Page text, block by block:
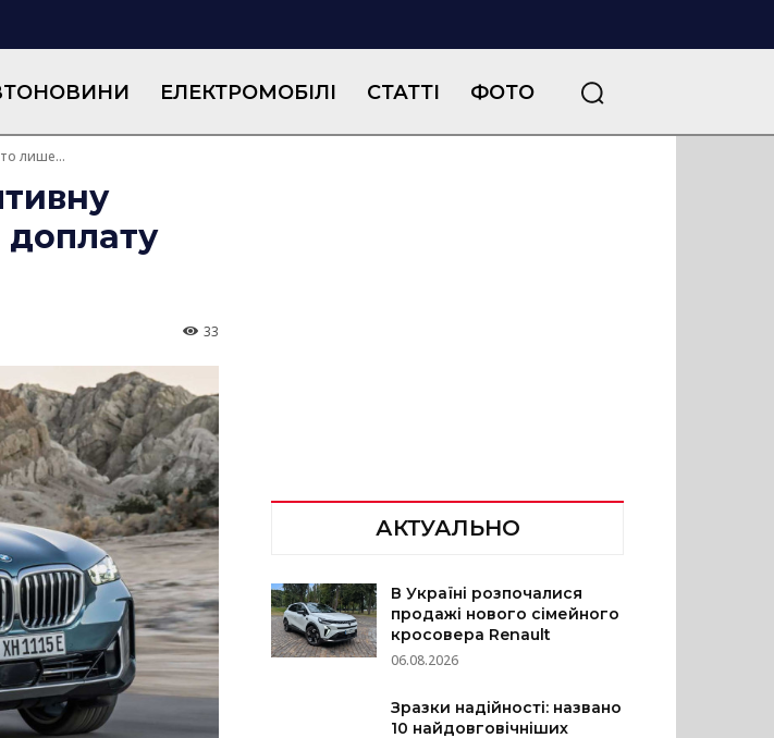
ЕЛЕКТРОМОБІЛІ СТАТТІ ФОТО
лише...
доплату
33
АКТУАЛЬНО
В Україні розпочалися
продажі нового сімейного
кросовера Renault
06.08.2026
Зразки надійності: названо
10 найдовговічніших